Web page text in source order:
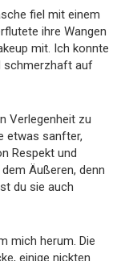
fiel mit einem
ihre Wangen
mit. Ich konnte
schmerzhaft auf
Verlegenheit zu
etwas sanfter,
Respekt und
Äußeren, denn
du sie auch
mich herum. Die
einige nickten